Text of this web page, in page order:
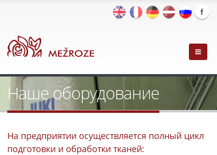
Наше оборудование
На предприятии осуществляется полный цикл
подготовки и обработки тканей: